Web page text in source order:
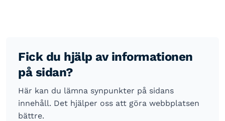
Fick du hjälp av informationen
på sidan?
Här kan du lämna synpunkter på sidans
innehåll. Det hjälper oss att göra webbplatsen
bättre.